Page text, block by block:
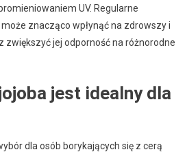
UV. Regularne
znacząco wpłynąć na zdrowszy i
zwiększyć jej odporność na różnorodne
jest idealny dla
dla osób borykających się z cerą